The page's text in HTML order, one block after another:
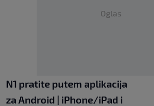
Oglas
N1 pratite putem aplikacija
za Android | iPhone/iPad i